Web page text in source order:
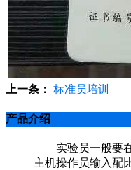
上一条： 标准员培训
产品介绍
实验员一般要
主机操作员输入配